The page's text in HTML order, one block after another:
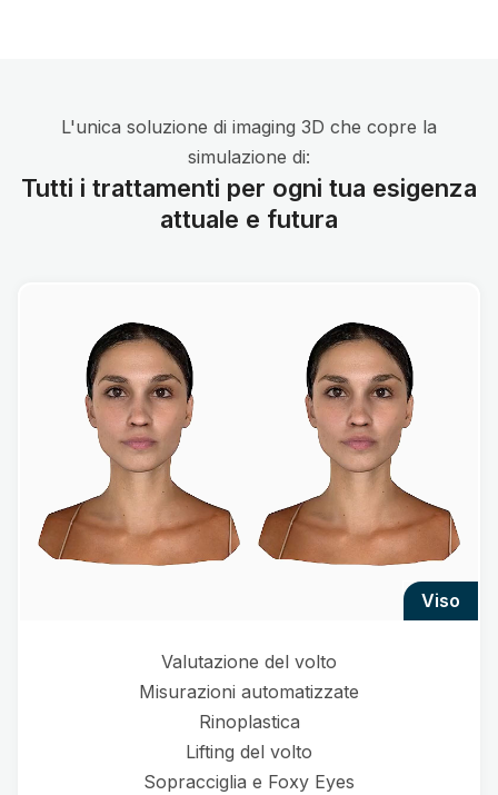
L'unica soluzione di imaging 3D che copre la
simulazione di:
Tutti i trattamenti per ogni tua esigenza
attuale e futura
viso
Valutazione del volto
Misurazioni automatizzate
Rinoplastica
Lifting del volto
Sopracciglia e Foxy Eyes